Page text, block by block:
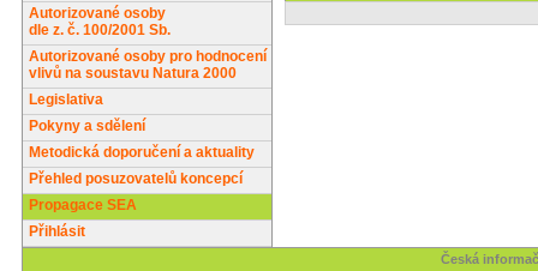
Autorizované osoby
dle z. č. 100/2001 Sb.
Autorizované osoby pro hodnocení
vlivů na soustavu Natura 2000
Legislativa
Pokyny a sdělení
Metodická doporučení a aktuality
Přehled posuzovatelů koncepcí
Propagace SEA
Přihlásit
Česká